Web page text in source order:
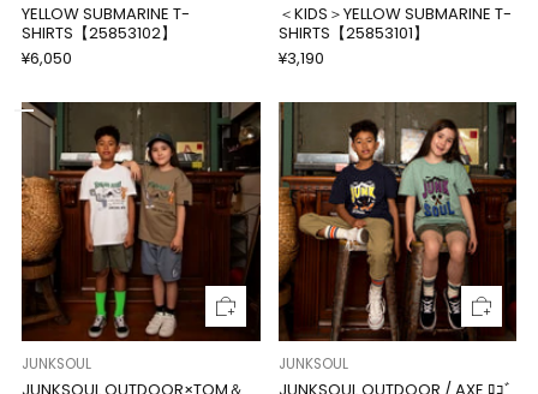
YELLOW SUBMARINE T-
SHIRTS【25853102】
¥6,050
＜KIDS＞YELLOW SUBMARINE T-
SHIRTS【25853101】
¥3,190
JUNKSOUL JUNKSOUL